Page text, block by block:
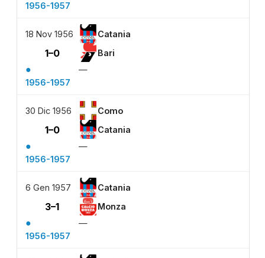
1956-1957
18 Nov 1956 Catania
1–0 Bari
●
—
1956-1957
30 Dic 1956 Como
1–0 Catania
●
—
1956-1957
6 Gen 1957 Catania
3–1 Monza
●
—
1956-1957